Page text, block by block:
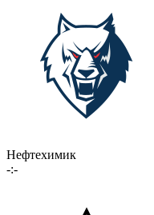
Нефтехимик
-:-